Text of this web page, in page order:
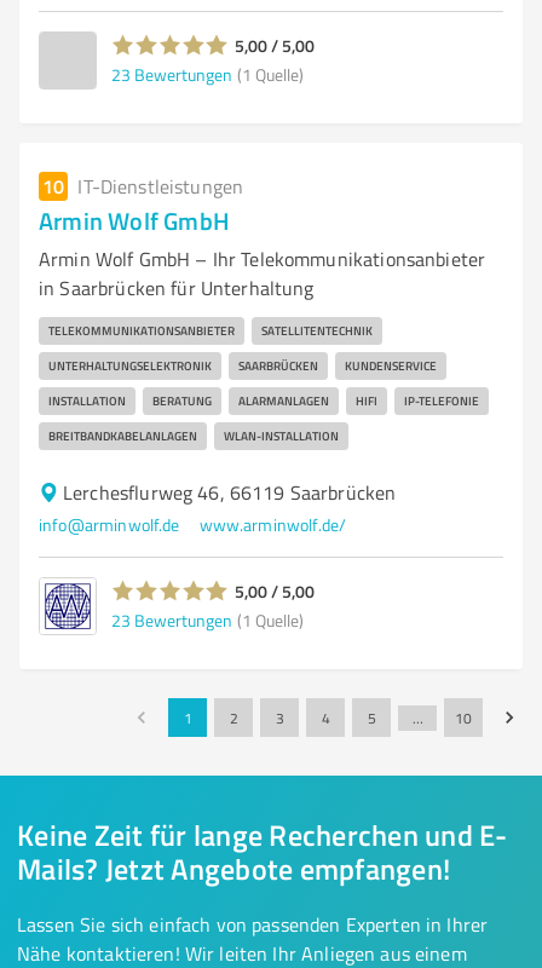
5,00 / 5,00
23 Bewertungen (1 Quelle)
10 IT-Dienstleistungen
Armin Wolf GmbH
Armin Wolf GmbH – Ihr Telekommunikationsanbieter
in Saarbrücken für Unterhaltung
TELEKOMMUNIKATIONSANBIETER SATELLITENTECHNIK
UNTERHALTUNGSELEKTRONIK SAARBRÜCKEN KUNDENSERVICE
INSTALLATION BERATUNG ALARMANLAGEN HIFI IP-TELEFONIE
BREITBANDKABELANLAGEN WLAN-INSTALLATION
Lerchesflurweg 46, 66119 Saarbrücken
info@arminwolf.de www.arminwolf.de/
5,00 / 5,00
23 Bewertungen (1 Quelle)
1 2 3 4 5 … 10
Keine Zeit für lange Recherchen und E-
Mails? Jetzt Angebote empfangen!
Lassen Sie sich einfach von passenden Experten in Ihrer
Nähe kontaktieren! Wir leiten Ihr Anliegen aus einem